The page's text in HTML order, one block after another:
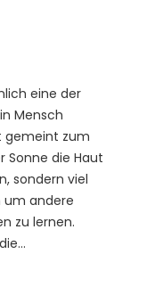
eine der
Mensch
gemeint zum
Sonne die Haut
sondern viel
um andere
zu lernen.